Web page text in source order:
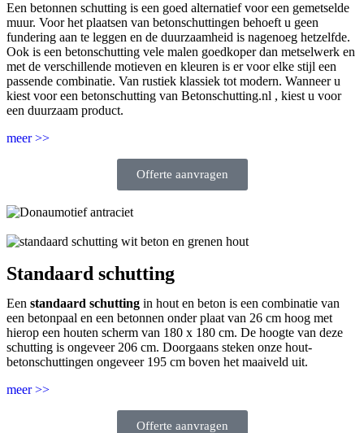
Een betonnen schutting is een goed alternatief voor een gemetselde
muur. Voor het plaatsen van betonschuttingen behoeft u geen
fundering aan te leggen en de duurzaamheid is nagenoeg hetzelfde.
Ook is een betonschutting vele malen goedkoper dan metselwerk en
met de verschillende motieven en kleuren is er voor elke stijl een
passende combinatie. Van rustiek klassiek tot modern. Wanneer u
kiest voor een betonschutting van Betonschutting.nl , kiest u voor
een duurzaam product.
meer >>
Offerte aanvragen
Standaard schutting
Een standaard schutting in hout en beton is een combinatie van
een betonpaal en een betonnen onder plaat van 26 cm hoog met
hierop een houten scherm van 180 x 180 cm. De hoogte van deze
schutting is ongeveer 206 cm. Doorgaans steken onze hout-
betonschuttingen ongeveer 195 cm boven het maaiveld uit.
meer >>
Offerte aanvragen